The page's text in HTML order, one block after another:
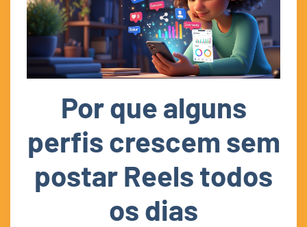
Por que alguns
perfis crescem sem
postar Reels todos
os dias